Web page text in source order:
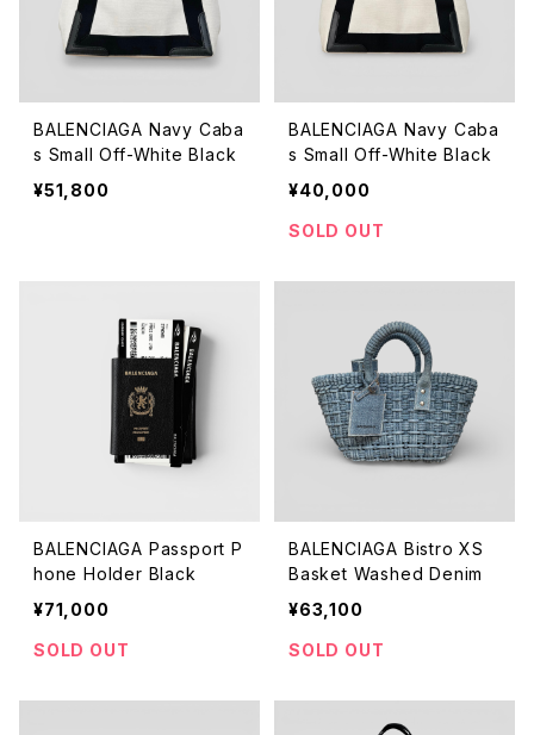
BALENCIAGA Navy Caba
s Small Off-White Black
¥51,800
BALENCIAGA Navy Caba
s Small Off-White Black
¥40,000
SOLD OUT
BALENCIAGA Passport P
hone Holder Black
¥71,000
SOLD OUT
BALENCIAGA Bistro XS
Basket Washed Denim
¥63,100
SOLD OUT